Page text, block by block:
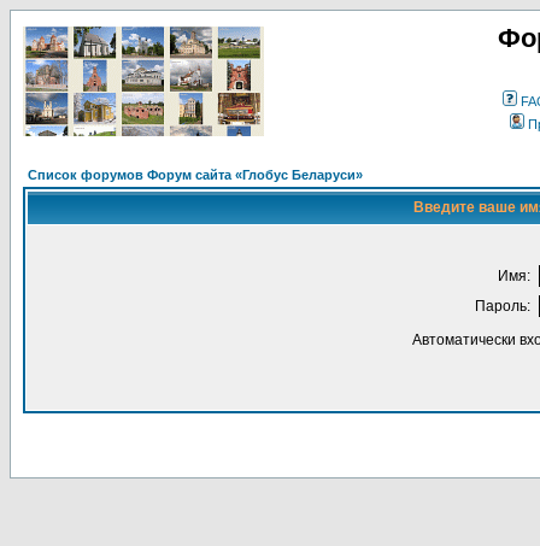
Список форумов Форум сайта «Глобус Беларуси»
Введите ваше
Имя:
Пароль:
Автоматически